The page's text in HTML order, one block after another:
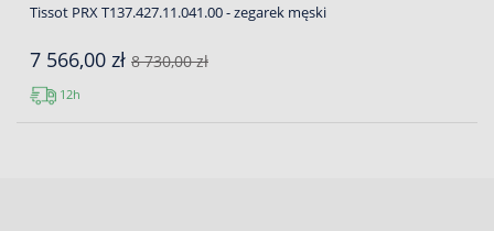
Tissot PRX T137.427.11.041.00 - zegarek męski
7 566,00 zł 8 730,00 zł
12h